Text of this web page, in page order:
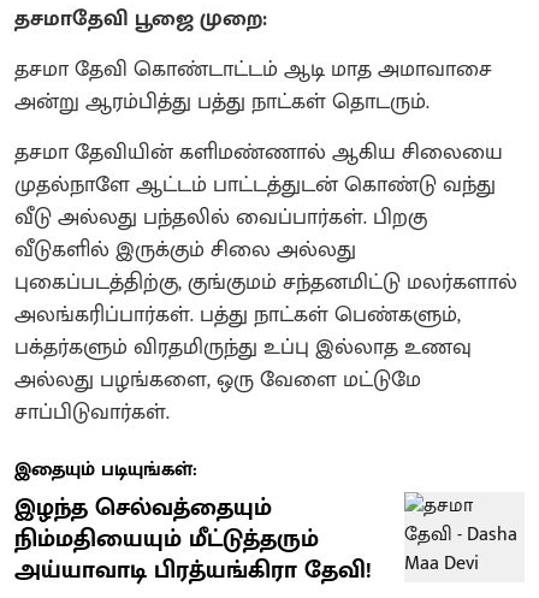
தசமாதேவி பூஜை முறை:
தசமா தேவி கொண்டாட்டம் ஆடி மாத அமாவாசை
அன்று ஆரம்பித்து பத்து நாட்கள் தொடரும்.
தசமா தேவியின் களிமண்ணால் ஆகிய சிலையை
முதல்நாளே ஆட்டம் பாட்டத்துடன் கொண்டு வந்து
வீடு அல்லது பந்தலில் வைப்பார்கள். பிறகு
வீடுகளில் இருக்கும் சிலை அல்லது
புகைப்படத்திற்கு, குங்குமம் சந்தனமிட்டு மலர்களால்
அலங்கரிப்பார்கள். பத்து நாட்கள் பெண்களும்,
பக்தர்களும் விரதமிருந்து உப்பு இல்லாத உணவு
அல்லது பழங்களை, ஒரு வேளை மட்டுமே
சாப்பிடுவார்கள்.
இதையும் படியுங்கள்:
இழந்த செல்வத்தையும்
நிம்மதியையும் மீட்டுத்தரும்
அய்யாவாடி பிரத்யங்கிரா தேவி!